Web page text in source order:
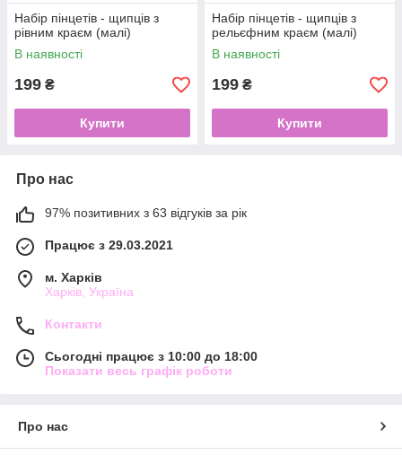
Набір пінцетів - щипців з
рівним краєм (малі)
В наявності
199 ₴
Купити
Набір пінцетів - щипців з
рельєфним краєм (малі)
В наявності
199 ₴
Купити
Про нас
97% позитивних з 63 відгуків за рік
Працює з 29.03.2021
м. Харків
Харків, Україна
Контакти
Сьогодні працює з 10:00 до 18:00
Показати весь графік роботи
Про нас